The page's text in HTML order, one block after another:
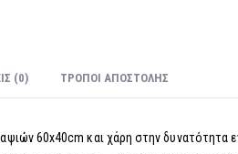
(0) ΤΡΌΠΟΙ ΑΠΟΣΤΟΛΉΣ
60x40cm και χάρη στην δυνατότητα